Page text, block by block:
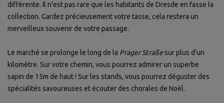
différente. Il n’est pas rare que les habitants de Dresde en fasse la
collection. Gardez précieusement votre tasse, cela restera un
merveilleux souvenir de votre passage.
Le marché se prolonge le long de la Prager Straße sur plus d’un
kilomètre. Sur votre chemin, vous pourrez admirer un superbe
sapin de 15m de haut ! Sur les stands, vous pourrez déguster des
spécialités savoureuses et écouter des chorales de Noël.